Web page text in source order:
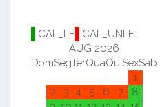
CAL_LE
CAL_UNLE
AUG 2026
DomSegTerQuaQuiSexSab
1
2
3 4 5 6 7
8